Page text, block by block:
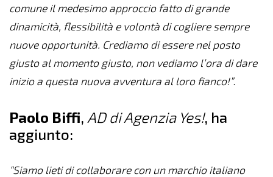
comune il medesimo approccio fatto di grande
dinamicità, flessibilità e volontà di cogliere sempre
nuove opportunità. Crediamo di essere nel posto
giusto al momento giusto, non vediamo l’ora di dare
inizio a questa nuova avventura al loro fianco!”.
Paolo Biffi, AD di Agenzia Yes!, ha
aggiunto:
“Siamo lieti di collaborare con un marchio italiano